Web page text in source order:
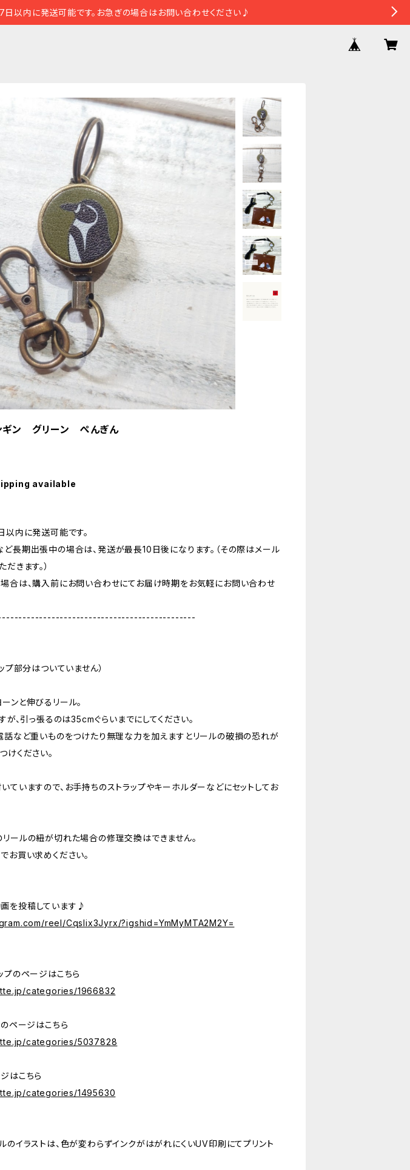
日以内に発送可能です。お急ぎの場合はお問い合わせください♪
ギン グリーン ぺんぎん
available
内に発送可能です。
長期出張中の場合は、発送が最長10日後になります。（その際はメール
きます。）
合は、購入前にお問い合わせにてお届け時期をお気軽にお問い合わせ
プ部分はついていません）
ンと伸びるリール。
、引っ張るのは35cmぐらいまでにしてください。
話など重いものをつけたり無理な力を加えますとリールの破損の恐れが
けください。
ていますので、お手持ちのストラップやキーホルダーなどにセットしてお
ールの紐が切れた場合の修理交換はできません。
お買い求めください。
を投稿しています♪
reel/Cqslix3Jyrx/?igshid=YmMyMTA2M2Y=
プのページはこちら
categories/1966832
ページはこちら
categories/5037828
はこちら
categories/1495630
のイラストは、色が変わらずインクがはがれにくいUV印刷にてプリント